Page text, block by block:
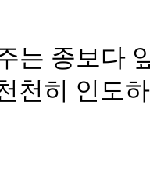
는 종보다
천히 인도